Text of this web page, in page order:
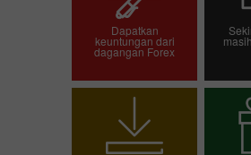
Dapatkan
keuntungan dari
dagangan Forex
dagangan